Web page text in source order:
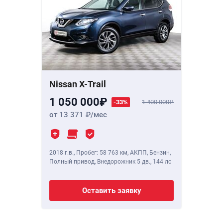
Nissan X-Trail
1 050 000 -33% 1 400 000
от 13 371 /мес
2018 г.в., Пробег: 58 763 км, АКПП, Бензин,
Полный привод, Внедорожник 5 дв., 144 лс
Оставить заявку